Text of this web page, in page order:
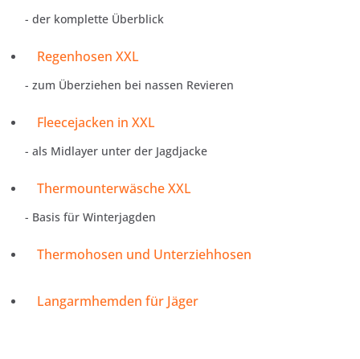
- der komplette Überblick
Regenhosen XXL
- zum Überziehen bei nassen Revieren
Fleecejacken in XXL
- als Midlayer unter der Jagdjacke
Thermounterwäsche XXL
- Basis für Winterjagden
Thermohosen und Unterziehhosen
Langarmhemden für Jäger